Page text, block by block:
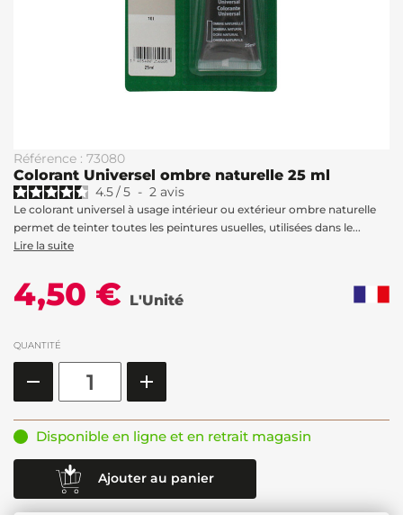
Référence : 73080
Colorant Universel ombre naturelle 25 ml
4.5/5 - 2 avis
Le colorant universel à usage intérieur ou extérieur ombre naturelle
permet de teinter toutes les peintures usuelles, utilisées dans le...
Lire la suite
4,50 € L'Unité
QUANTITÉ
Disponible en ligne et en retrait magasin
Ajouter au panier